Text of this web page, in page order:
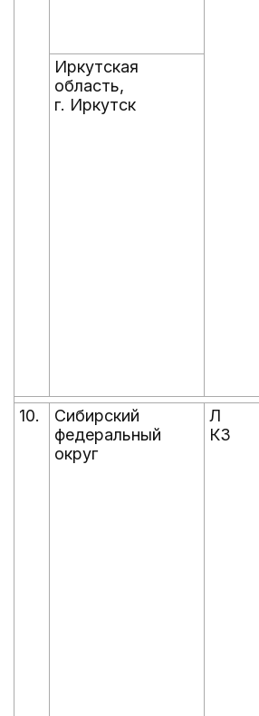
Иркутская
область,
г. Иркутск
10.
Сибирский
федеральный
округ
Л
КЗ